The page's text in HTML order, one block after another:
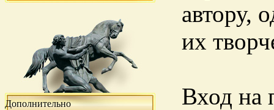
Дополнительно
автору,
их
Вход на